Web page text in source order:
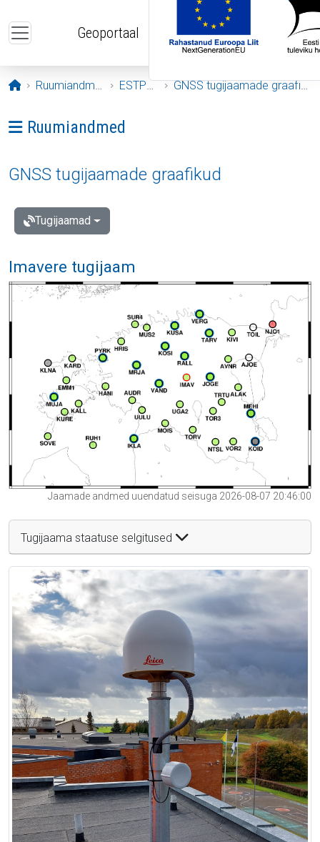
Geoportaal
Avaleht
Ruumiandmed ESTPOS GNSS tugijaamade graafikud
Ava menüü: Ruumiandmed
Ruumiandmed
GNSS tugijaamade graafikud
Tugijaamad
Imavere tugijaam
Jaamade andmed uuendatud seisuga 2026-08-07 20:46:00
Tugijaama staatuse selgitused